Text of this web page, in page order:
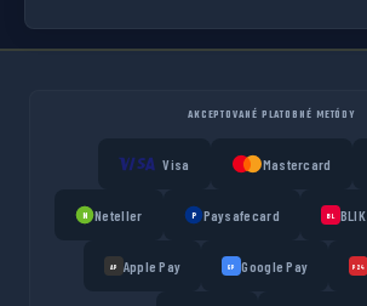
AKCEPTOVANÉ PLATOBNÉ METÓDY
Visa Mastercard
N Neteller P Paysafecard BL BLIK
AP Apple Pay GP Google Pay P24